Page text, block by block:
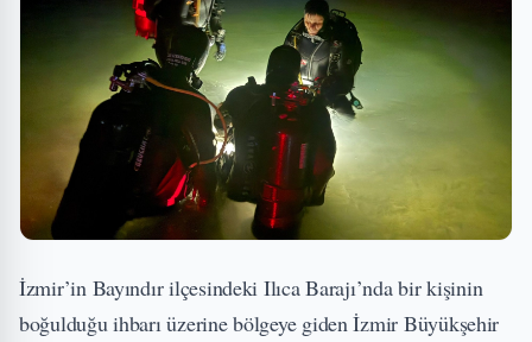
İzmir’in Bayındır ilçesindeki Ilıca Barajı’nda bir kişinin
boğulduğu ihbarı üzerine bölgeye giden İzmir Büyükşehir